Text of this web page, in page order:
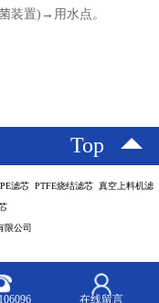
装置)→用水点。
Top
滤芯 PTFE烧结滤芯 真空上料机滤
限公司
在线留言